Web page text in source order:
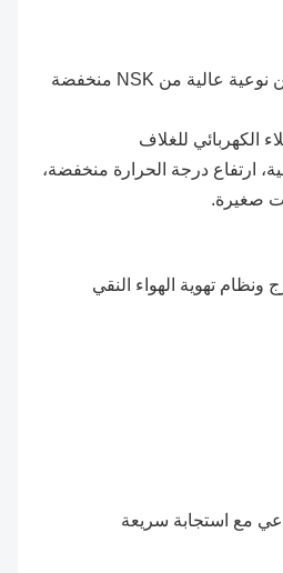
1.استخدام محامل كرة من نوعية عالية من NSK منخفضة
درجة الحرارة منخفضة،
تهوية الهواء النقي